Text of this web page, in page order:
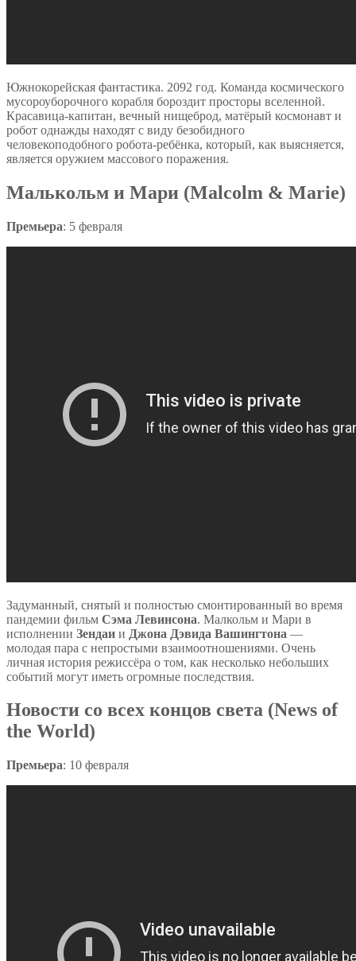
Южнокорейская фантастика. 2092 год. Команда космического
мусороуборочного корабля бороздит просторы вселенной.
Красавица-капитан, вечный нищеброд, матёрый космонавт и
робот однажды находят с виду безобидного
человекоподобного робота-ребёнка, который, как выясняется,
является оружием массового поражения.
Малькольм и Мари (Malcolm & Marie)
Премьера: 5 февраля
Задуманный, снятый и полностью смонтированный во время
пандемии фильм Сэма Левинсона. Малкольм и Мари в
исполнении Зендаи и Джона Дэвида Вашингтона —
молодая пара с непростыми взаимоотношениями. Очень
личная история режиссёра о том, как несколько небольших
событий могут иметь огромные последствия.
Новости со всех концов света (News of
the World)
Премьера: 10 февраля